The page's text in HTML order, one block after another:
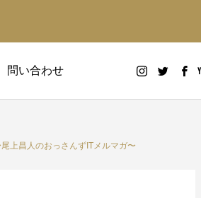
問い合わせ
上昌人のおっさんずITメルマガ〜